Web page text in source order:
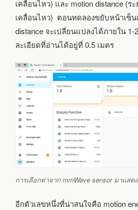
เคลื่อนไหว) และ motion distance (ร
เคลื่อนไหว) ตอนทดลองขยับหน้าเซ็น
distance จะเปลี่ยนแปลงได้ภายใน
ละเอียดที่อ่านได้อยู่ที่ 0.5 เมตร
การเลือกค่าจาก mmWave sensor มาแสด
อีกตัวเลขหนึ่งที่น่าสนใจคือ motion